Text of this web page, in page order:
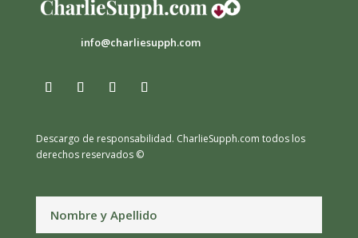
info@charliesupph.com
Descargo de responsabilidad. CharlieSupph.com todos los
derechos reservados ©